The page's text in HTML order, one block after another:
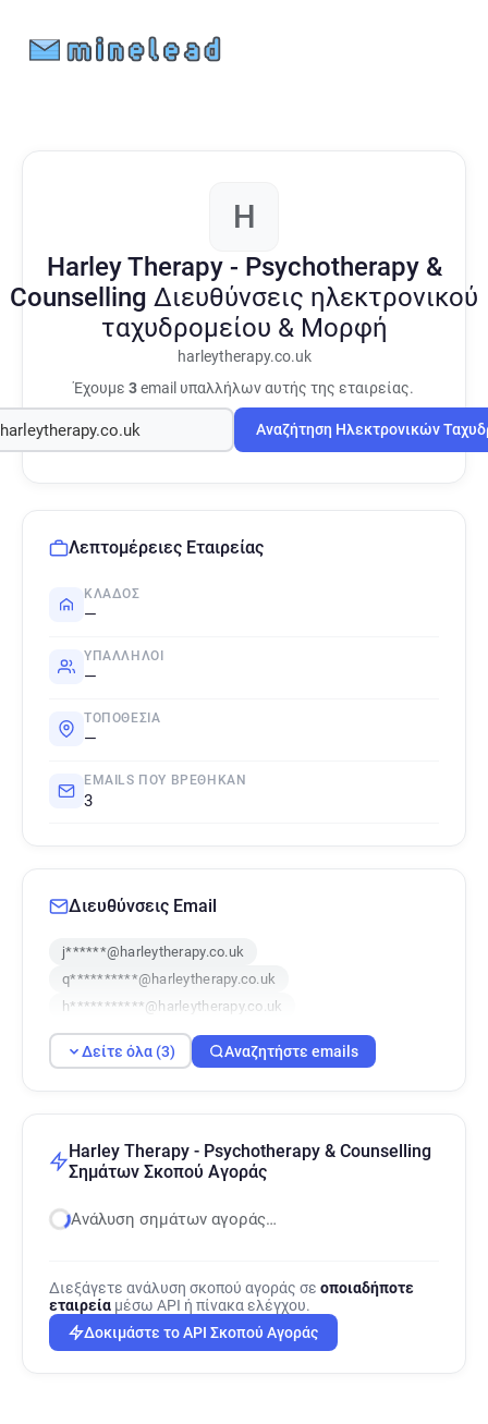
H
Harley Therapy - Psychotherapy &
Counselling Διευθύνσεις ηλεκτρονικού
ταχυδρομείου & Μορφή
harleytherapy.co.uk
Έχουμε 3email υπαλλήλων αυτής της εταιρείας.
Αναζήτηση Ηλεκτρονικών
Λεπτομέρειες Εταιρείας
ΚΛΆΔΟΣ
—
ΥΠΆΛΛΗΛΟΙ
—
ΤΟΠΟΘΕΣΊΑ
—
EMAILS ΠΟΥ ΒΡΈΘΗΚΑΝ
3
Διευθύνσεις Email
j******@harleytherapy.co.uk
q**********@harleytherapy.co.uk
h***********@harleytherapy.co.uk
Δείτε όλα (3) Αναζητήστε emails
Harley Therapy - Psychotherapy & Counselling
Σημάτων Σκοπού Αγοράς
Ανάλυση σημάτων αγοράς…
Διεξάγετε ανάλυση σκοπού αγοράς σε οποιαδήποτε
εταιρεία μέσω API ή πίνακα ελέγχου.
Δοκιμάστε το API Σκοπού Αγοράς